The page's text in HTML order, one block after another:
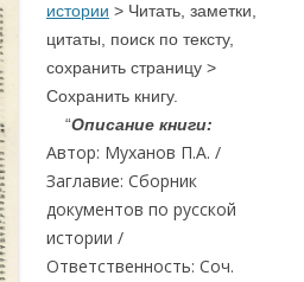
истории > Читать, заметки,
цитаты, поиск по тексту,
сохранить страницу >
Cохранить книгу.
“Описание книги:
Автор: Муханов П.А. /
Заглавие: Сборник
документов по русской
истории /
Ответственность: Соч.